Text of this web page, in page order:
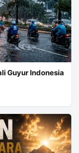
Guyur Indonesia